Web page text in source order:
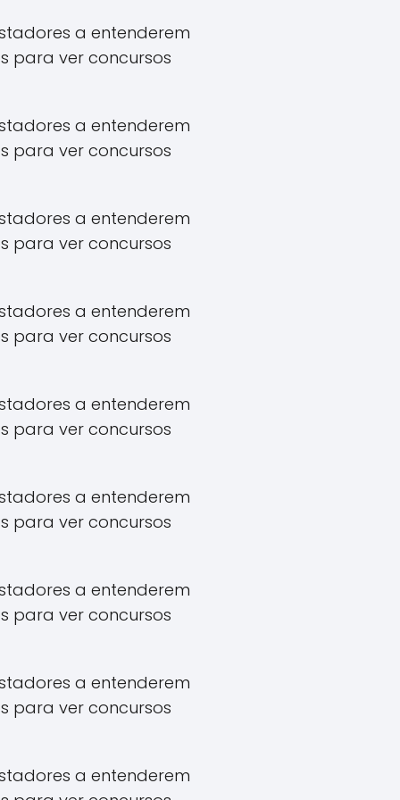
a entenderem
para ver concursos
a entenderem
para ver concursos
a entenderem
para ver concursos
a entenderem
para ver concursos
a entenderem
para ver concursos
a entenderem
para ver concursos
a entenderem
para ver concursos
a entenderem
para ver concursos
a entenderem